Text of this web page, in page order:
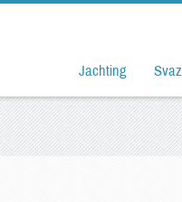
Jachting Svaz